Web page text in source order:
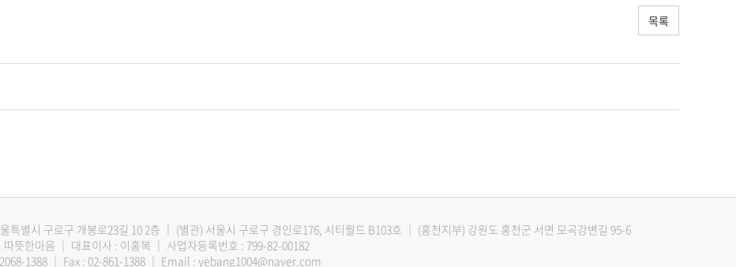
목록
특별시 구로구 개봉로23길 10 2층 (별관) 서울시 구로구 경인로176, 시티월드 B103호
(홍천지부) 강원도 홍천군 서면 모곡강변길 95-6
따뜻한마음
대표이사 : 이홍복
사업자등록번호 : 799-82-00182
1388 Fax : 02-861-1388 Email : yebang1004@naver.com